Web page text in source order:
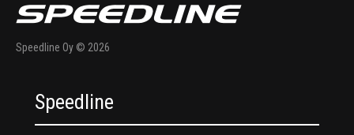
Speedline Oy © 2026
Speedline